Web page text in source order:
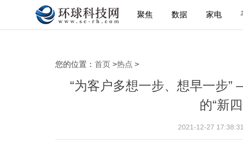
聚焦 数据 家电
您的位置： 首页 >热点 >
“为客户多想一步、想早一步
的“新
2021-12-27